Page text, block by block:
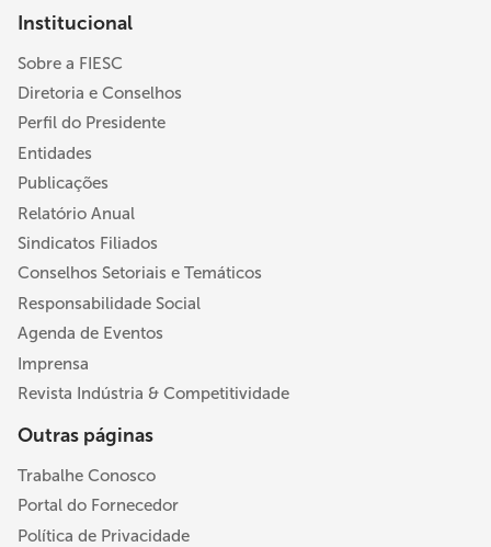
Institucional
Sobre a FIESC
Diretoria e Conselhos
Perfil do Presidente
Entidades
Publicações
Relatório Anual
Sindicatos Filiados
Conselhos Setoriais e Temáticos
Responsabilidade Social
Agenda de Eventos
Imprensa
Revista Indústria & Competitividade
Outras páginas
Trabalhe Conosco
Portal do Fornecedor
Política de Privacidade